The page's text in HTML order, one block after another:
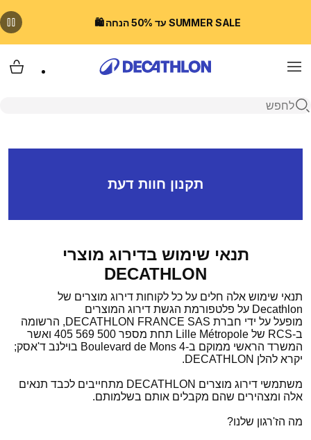
SUMMER SALE עד 50% הנחה 🛍️
Menu
פתיחת חיפוש
תקנון חוות דעת
תנאי שימוש בדירוג מוצרי
DECATHLON
תנאי שימוש אלה חלים על כל לקוחות דירוג מוצרים של
Decathlon על פלטפורמת הגשת דירוג המוצרים
מופעל על ידי חברת DECATHLON FRANCE SAS, הרשומה
ב-RCS של Lille Métropole תחת מספר 500 569 405 ואשר
המשרד הראשי ממוקם ב-4 Boulevard de Mons בוילנב ד'אסק;
יקרא להלן DECATHLON.
משתמשי דירוג מוצרים DECATHLON מתחייבים לכבד תנאים
אלה ומצהירים שהם מקבלים אותם בשלמותם.
מה הז'רגון שלנו?